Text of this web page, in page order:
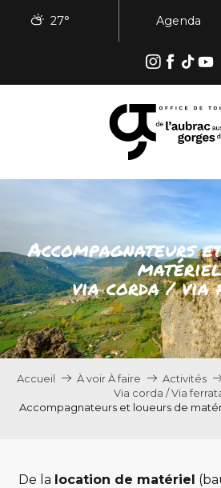
27° Agenda
Accompagnateurs
matériel
via corda / via
Accueil À voir À faire Activités
Via corda / Via
Accompagnateurs et loueurs de
De la location de matériel